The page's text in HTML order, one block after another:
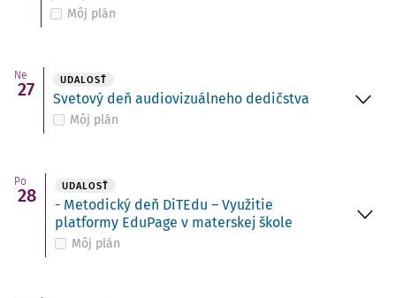
Môj plán
Ne
27 UDALOSŤ
Svetový deň audiovizuálneho dedičstva
Môj plán
Po
28 UDALOSŤ
- Metodický deň DiTEdu – Využitie
platformy EduPage v materskej škole
Môj plán